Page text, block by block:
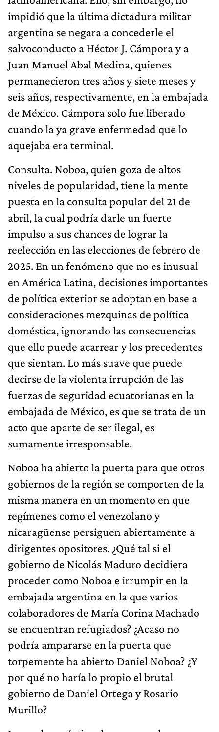
impidió que la última dictadura militar
argentina se negara a concederle el
salvoconducto a Héctor J. Cámpora y a
Juan Manuel Abal Medina, quienes
permanecieron tres años y siete meses y
seis años, respectivamente, en la embajada
de México. Cámpora solo fue liberado
cuando la ya grave enfermedad que lo
aquejaba era terminal.
Consulta. Noboa, quien goza de altos
niveles de popularidad, tiene la mente
puesta en la consulta popular del 21 de
abril, la cual podría darle un fuerte
impulso a sus chances de lograr la
reelección en las elecciones de febrero de
2025. En un fenómeno que no es inusual
en América Latina, decisiones importantes
de política exterior se adoptan en base a
consideraciones mezquinas de política
doméstica, ignorando las consecuencias
que ello puede acarrear y los precedentes
que sientan. Lo más suave que puede
decirse de la violenta irrupción de las
fuerzas de seguridad ecuatorianas en la
embajada de México, es que se trata de un
acto que aparte de ser ilegal, es
sumamente irresponsable.
Noboa ha abierto la puerta para que otros
gobiernos de la región se comporten de la
misma manera en un momento en que
regímenes como el venezolano y
nicaragüense persiguen abiertamente a
dirigentes opositores. ¿Qué tal si el
gobierno de Nicolás Maduro decidiera
proceder como Noboa e irrumpir en la
embajada argentina en la que varios
colaboradores de María Corina Machado
se encuentran refugiados? ¿Acaso no
podría ampararse en la puerta que
torpemente ha abierto Daniel Noboa? ¿Y
por qué no haría lo propio el brutal
gobierno de Daniel Ortega y Rosario
Murillo?